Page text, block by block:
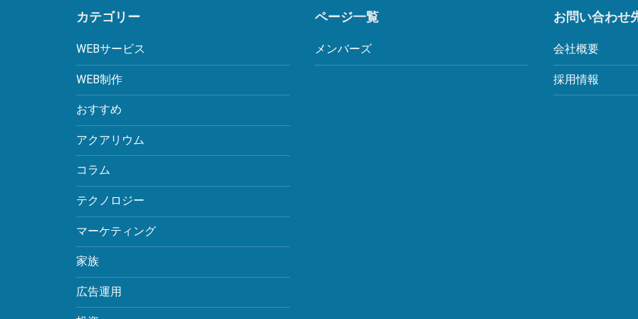
カテゴリー
WEBサービス
WEB制作
おすすめ
アクアリウム
コラム
テクノロジー
マーケティング
家族
広告運用
ページ一覧
メンバーズ
お問い合わせ
会社概要
採用情報